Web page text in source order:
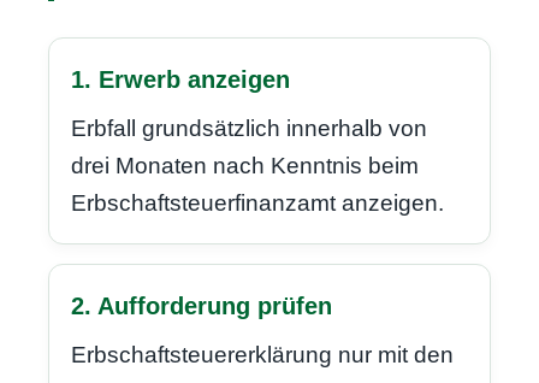
1. Erwerb anzeigen
Erbfall grundsätzlich innerhalb von
drei Monaten nach Kenntnis beim
Erbschaftsteuerfinanzamt anzeigen.
2. Aufforderung prüfen
Erbschaftsteuererklärung nur mit den